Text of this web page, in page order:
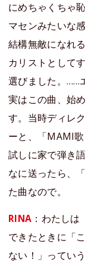
にめちゃくちゃ
マセンみたいな
結構無敵になれ
カリストとして
選びました。……
実はこの曲、始
す。当時ディレ
ーと、「MAMI歌
試しに家で弾き
なに送ったら、
た曲なので。
RINA ：わたしは
できたときに「
ない！」ってい